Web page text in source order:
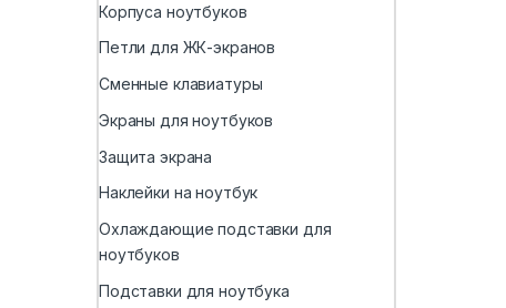
Корпуса ноутбуков
Петли для ЖК-экранов
Сменные клавиатуры
Экраны для ноутбуков
Защита экрана
Наклейки на ноутбук
Охлаждающие подставки для
ноутбуков
Подставки для ноутбука